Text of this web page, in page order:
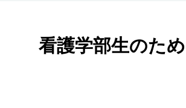
看護学部生のた